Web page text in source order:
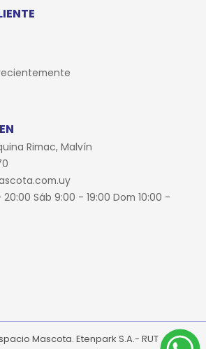
Rimac, Malvín
Sáb 9:00 - 19:00 Dom 10:00 -
Mascota. Etenpark S.A.- RUT